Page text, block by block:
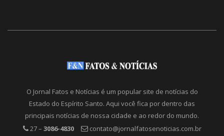
O Jornal Fatos e Notícias é um popular site de notícias do
Estado do Espírito Santo. Aqui você fica por dentro das
principais notícias de nossa cidade e ao redor do mundo.
27 – 3086-4830 contato@jornalfatosenoticias.com.br